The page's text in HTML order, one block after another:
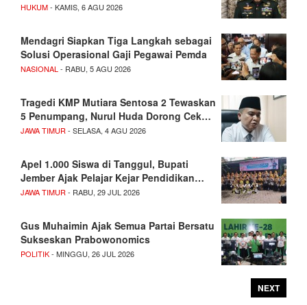
HUKUM- KAMIS, 6 AGU 2026
Mendagri Siapkan Tiga Langkah sebagai
Solusi Operasional Gaji Pegawai Pemda
NASIONAL - RABU, 5 AGU 2026
Tragedi KMP Mutiara Sentosa 2 Tewaskan
5 Penumpang, Nurul Huda Dorong Cek…
JAWA TIMUR - SELASA, 4 AGU 2026
Apel 1.000 Siswa di Tanggul, Bupati
Jember Ajak Pelajar Kejar Pendidikan…
JAWA TIMUR - RABU, 29 JUL 2026
Gus Muhaimin Ajak Semua Partai Bersatu
Sukseskan Prabowonomics
POLITIK- MINGGU, 26 JUL 2026
NEXT